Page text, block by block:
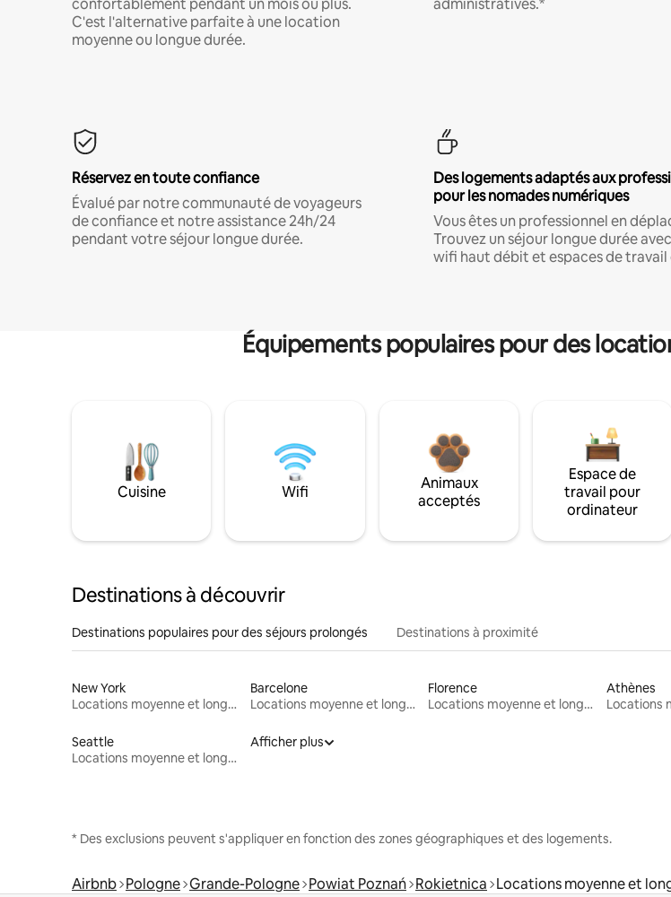
confortablement pendant un mois ou plus.
C'est l'alternative parfaite à une location
moyenne ou longue durée.
administratives.*
Réservez en toute confiance
Évalué par notre communauté de voyageurs
de confiance et notre assistance 24h/24
pendant votre séjour longue durée.
Des logements adaptés aux
pour les nomades numériques
Vous êtes un professionnel en
Trouvez un séjour longue durée
wifi haut débit et espaces de travail
Équipements populaires pour des
Cuisine Wifi
Animaux
acceptés
Espace de
travail pour
ordinateur
Destinations à découvrir
Destinations populaires pour des séjours prolongés Destinations à proximité
New York
Locations moyenne et longue durée
Barcelone
Locations moyenne et longue durée
Florence
Locations moyenne et longue durée
Athènes
Seattle
Locations moyenne et longue durée
Afficher plus
* Des exclusions peuvent s'appliquer en fonction des zones géographiques et des logements.
Airbnb Pologne Grande-Pologne Powiat Poznań Rokietnica Locations moyenne et